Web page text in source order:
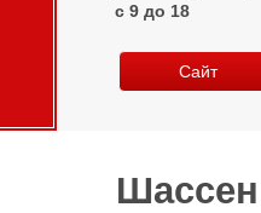
с 9 до 18
Сайт